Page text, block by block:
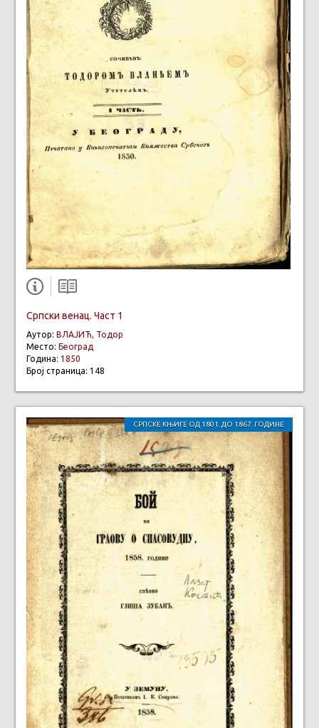
Српски венац. Част 1
Аутор: ВЛАЈИЋ, Тодор
Место: Београд
Година: 1850
Број страница: 148
СРПСКЕ КЊИГЕ ОД 1801. ДО 1867. ГОДИНЕ